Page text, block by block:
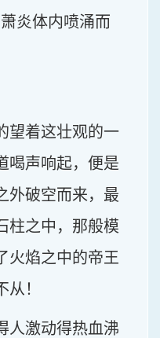
炎体内喷涌而
望着这壮观的一
喝声响起，便是
外破空而来，最
柱之中，那般模
火焰之中的帝王
！
人激动得热血沸